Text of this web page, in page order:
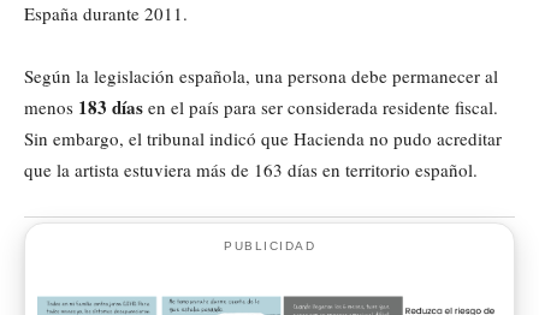
España durante 2011.
Según la legislación española, una persona debe permanecer al
menos 183 días en el país para ser considerada residente fiscal.
Sin embargo, el tribunal indicó que Hacienda no pudo acreditar
que la artista estuviera más de 163 días en territorio español.
PUBLICIDAD